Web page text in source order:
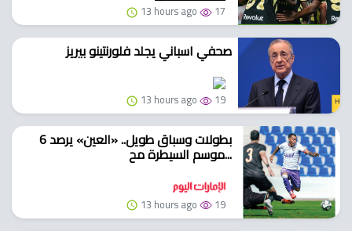
13 hours ago 17
صحفي اسباني يجلد فلورنتينو بيريز
13 hours ago 19
6 بطولات وسباق طويل.. «العين» يرصد
موسم السيطرة مح...
13 hours ago 19